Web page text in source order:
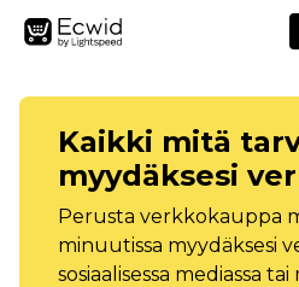
Kaikki mitä
myydäksesi
Perusta verkkokauppa
minuutissa myydäksesi
sosiaalisessa mediassa